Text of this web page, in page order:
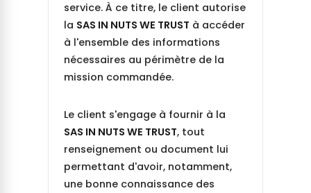
service. À ce titre, le client autorise
la SAS IN NUTS WE TRUST à accéder
à l'ensemble des informations
nécessaires au périmètre de la
mission commandée.
Le client s'engage à fournir à la
SAS IN NUTS WE TRUST, tout
renseignement ou document lui
permettant d'avoir, notamment,
une bonne connaissance des